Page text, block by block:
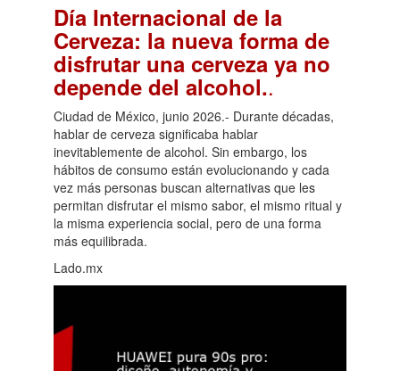
Día Internacional de la
Cerveza: la nueva forma de
disfrutar una cerveza ya no
depende del alcohol..
Ciudad de México, junio 2026.- Durante décadas,
hablar de cerveza significaba hablar
inevitablemente de alcohol. Sin embargo, los
hábitos de consumo están evolucionando y cada
vez más personas buscan alternativas que les
permitan disfrutar el mismo sabor, el mismo ritual y
la misma experiencia social, pero de una forma
más equilibrada.
Lado.mx